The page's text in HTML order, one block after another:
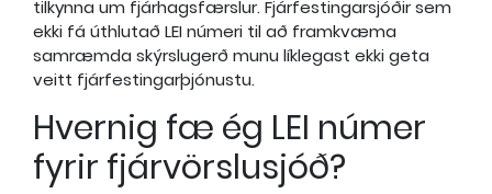
tilkynna um fjárhagsfærslur. Fjárfestingarsjóðir sem
ekki fá úthlutað LEI númeri til að framkvæma
samræmda skýrslugerð munu líklegast ekki geta
veitt fjárfestingarþjónustu.
Hvernig fæ ég LEI númer
fyrir fjárvörslusjóð?